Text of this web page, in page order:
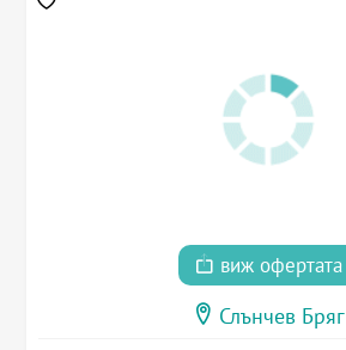
виж офертата
Слънчев Бряг